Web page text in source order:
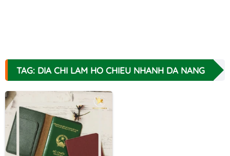
TAG: DIA CHI LAM HO CHIEU NHANH DA NANG